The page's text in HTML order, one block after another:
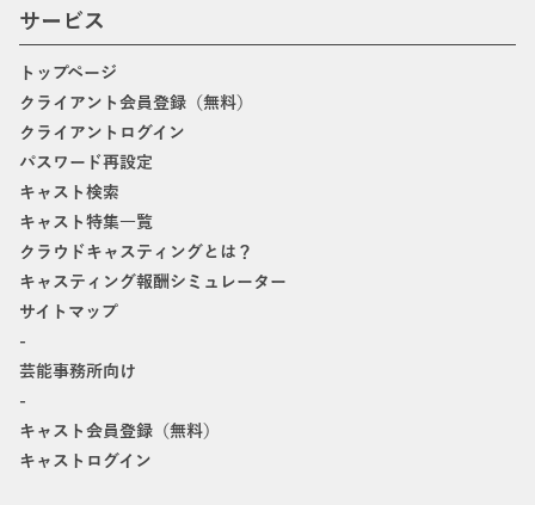
サービス
トップページ
クライアント会員登録（無料）
クライアントログイン
パスワード再設定
キャスト検索
キャスト特集一覧
クラウドキャスティングとは？
キャスティング報酬シミュレーター
サイトマップ
-
芸能事務所向け
-
キャスト会員登録（無料）
キャストログイン